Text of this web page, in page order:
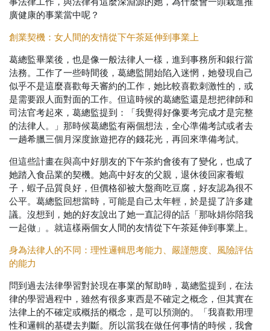
廣健康的事業當中呢？
創業契機：女人間的友情從下午茶延伸到事業上
葛總監畢業後，也是像一般法律人一樣，進到事務所和銀行當
法務。工作了一些時間後，葛總監開始陷入迷惘，她發現自己
似乎不是這麼喜歡每天審約的工作，她比較喜歡刺激性的，或
是需要跟人面對面的工作。但這時候的葛總監還是想把律師和
司法官考起來，葛總監提到：「我覺得好像要考完成才是完整
的法律人。」那時候葛總監有兩個想法，全心準備考試或者去
一趟希臘三個月深度旅遊把存的錢花光，再回來準備考試。
但這些計畫在與高中好朋友的下午茶約會後有了變化，也成了
她踏入食品業的契機。她高中好友的父親，退休後回家養蝦
子，蝦子品質良好，但價格卻被大盤商吃豆腐，好友認為很不
公平。葛總監回想當時，可能是自己太年輕，於是提了許多建
議。沒想到，她的好友說出了她一直記得的話「那咏娟你陪我
一起做」。就這樣兩個女人間的友情從下午茶延伸到事業上。
身為法律人的不同：理性邏輯思考能力、嚴謹態度、風險評估
的能力
問到過去法律學習對於現在事業的幫助時，葛總監提到，在法
律的學習過程中，雖然有很多東西是不確定之概念，但其實在
法律上的不確定或概括的概念，是可以預測的。「我喜歡用理
性和邏輯的基礎去判斷。所以當我在做任何事情的時候，我會